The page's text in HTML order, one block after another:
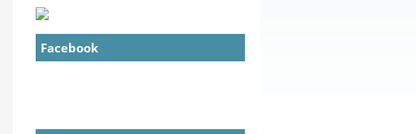
Facebook